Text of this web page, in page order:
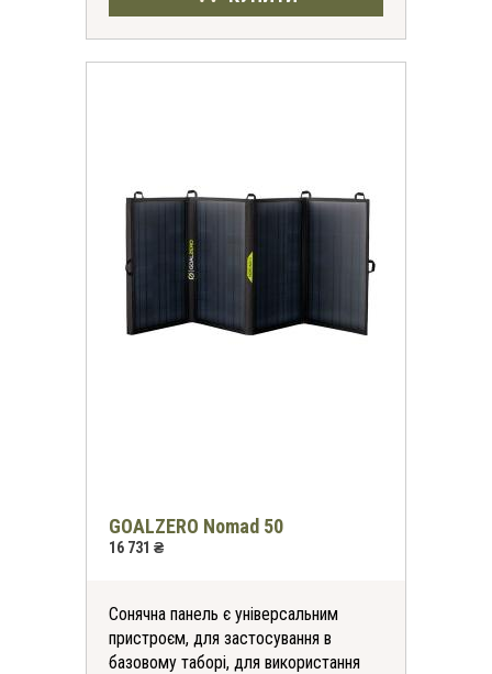
GOALZERO Nomad 50
16 731 ₴
Сонячна панель є універсальним
пристроєм, для застосування в
базовому таборі, для використання